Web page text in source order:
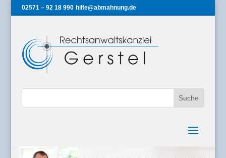
02571 – 92 18 990 hilfe@abmahnung.de